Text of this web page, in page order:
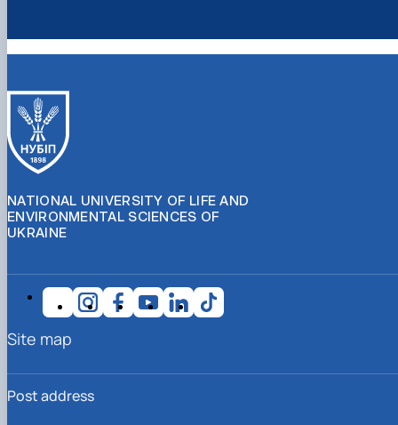
NATIONAL UNIVERSITY OF LIFE AND
ENVIRONMENTAL SCIENCES OF
UKRAINE
Post address
Site map